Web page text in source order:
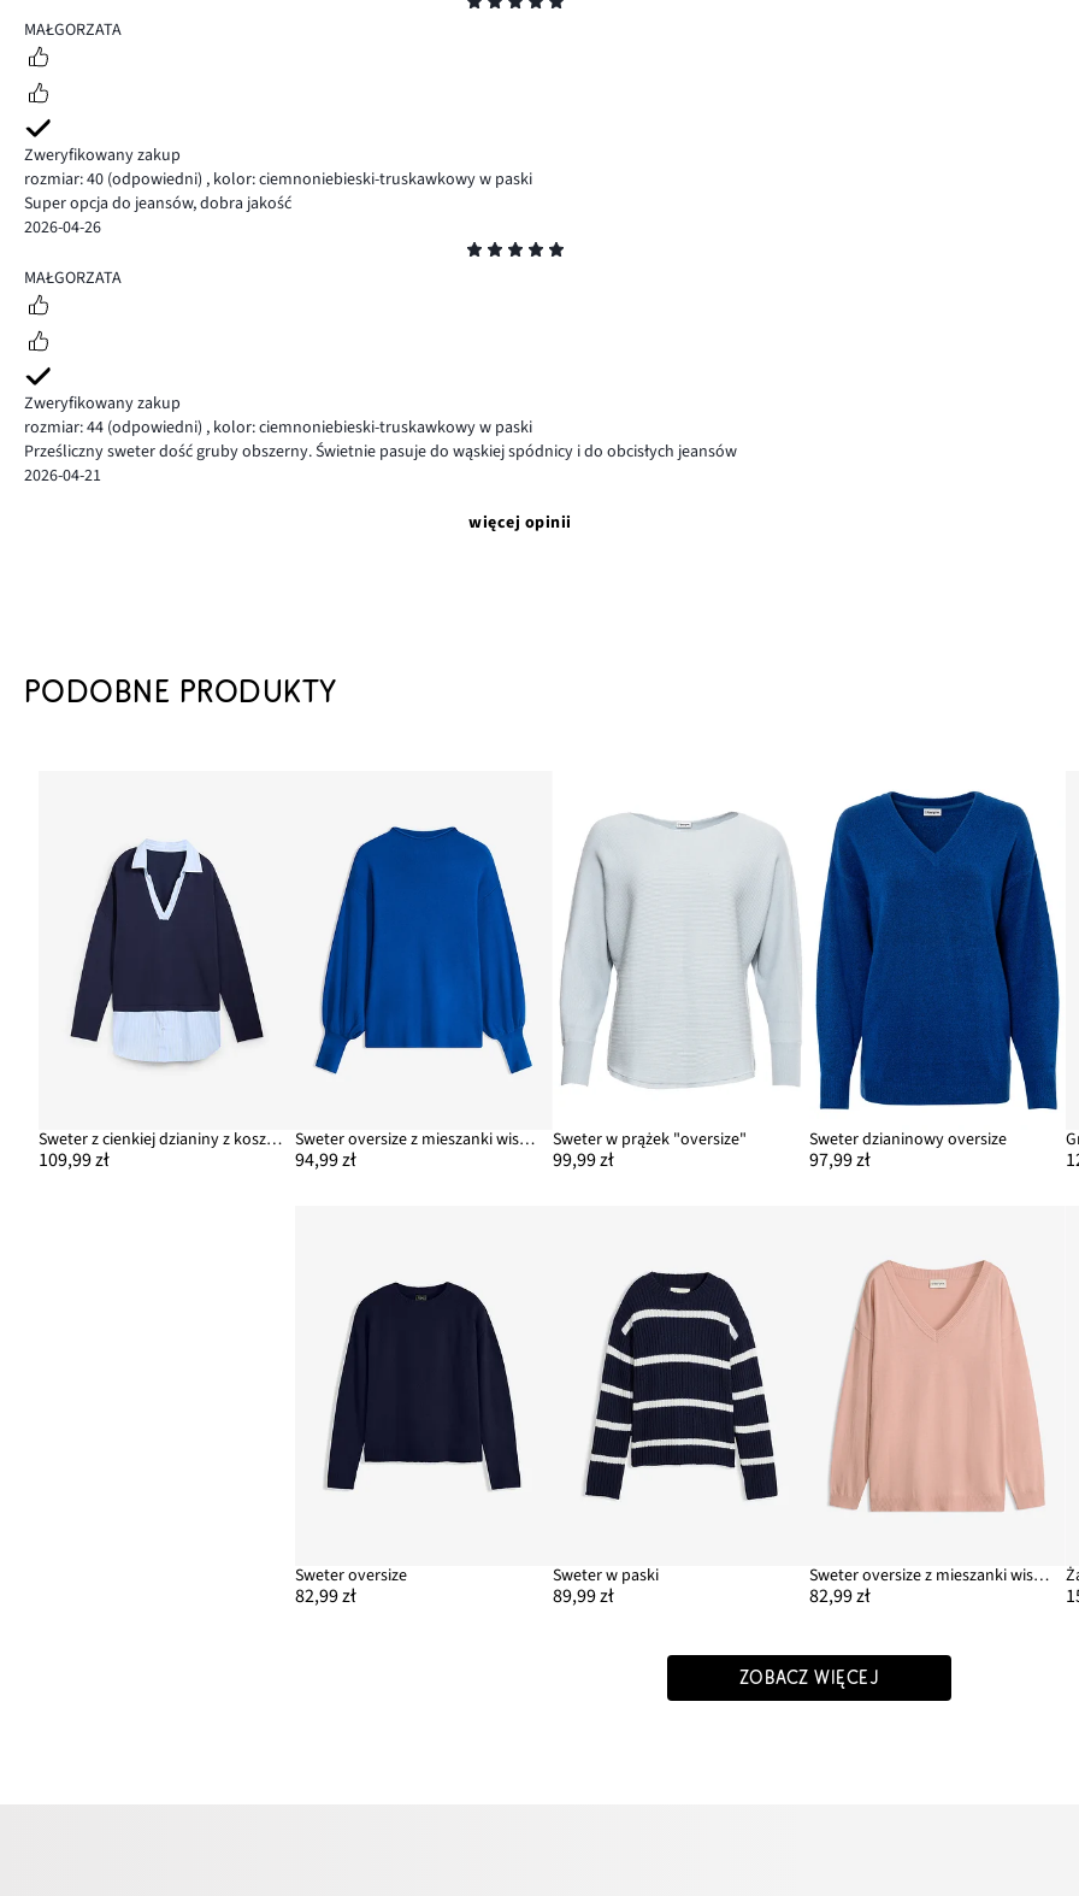
5
MAŁGORZATA
Zweryfikowany zakup
rozmiar: 40 (odpowiedni) , kolor: ciemnoniebieski-truskawkowy w paski
Super opcja do jeansów, dobra jakość
2026-04-26
5
MAŁGORZATA
Zweryfikowany zakup
rozmiar: 44 (odpowiedni) , kolor: ciemnoniebieski-truskawkowy w paski
Prześliczny sweter dość gruby obszerny. Świetnie pasuje do wąskiej spódnicy i do obcisłych jeansów
2026-04-21
więcej opinii
PODOBNE PRODUKTY
Sweter z cienkiej dzianiny z koszulową wstawką
109,99 zł
Sweter oversize z mieszanki wiskozy
94,99 zł
Sweter w prążek "oversize"
99,99 zł
Sweter dzianinowy oversize
97,99 zł
Sweter oversize
82,99 zł
Sweter w paski
89,99 zł
Sweter oversize z mieszanki wiskozy
82,99 zł
ZOBACZ WIĘCEJ